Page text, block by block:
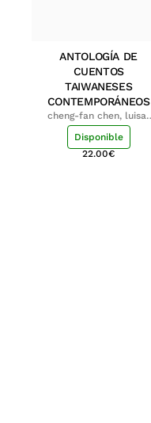
ANTOLOGÍA DE
CUENTOS
TAIWANESES
CONTEMPORÁNEOS
cheng-fan chen, luisa;
shu-ying chang, luisa
Disponible
22.00€